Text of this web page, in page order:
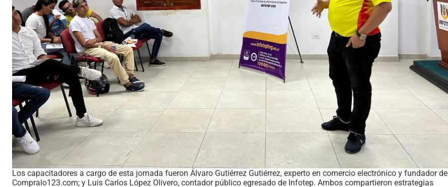
Los capacitadores a cargo de esta jornada fueron Álvaro Gutiérrez Gutiérrez, experto en comercio electrónico y fundador de
Compralo123.com; y Luis Carlos López Olivero, contador público egresado de Infotep. Ambos compartieron estrategias